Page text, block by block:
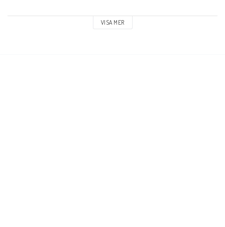
Features characters, monsters, and scenery from the Dungeons
VISA MER